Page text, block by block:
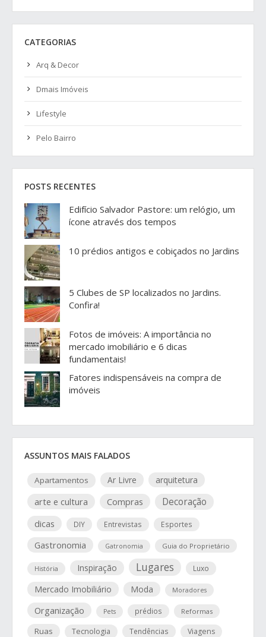
CATEGORIAS
Arq & Decor
Dmais Imóveis
Lifestyle
Pelo Bairro
POSTS RECENTES
Edifício Salvador Pastore: um relógio, um
ícone através dos tempos
10 prédios antigos e cobiçados no Jardins
5 Clubes de SP localizados no Jardins.
Confira!
Fotos de imóveis: A importância no
mercado imobiliário e 6 dicas
fundamentais!
Fatores indispensáveis na compra de
imóveis
ASSUNTOS MAIS FALADOS
Apartamentos Ar Livre arquitetura
arte e cultura Compras Decoração
dicas DIY Entrevistas Esportes
Gastronomia Gatronomia Guia do Proprietário
História Inspiração Lugares Luxo
Mercado Imobiliário Moda Moradores
Organização Pets prédios Reformas
Ruas Tecnologia Tendências Viagens